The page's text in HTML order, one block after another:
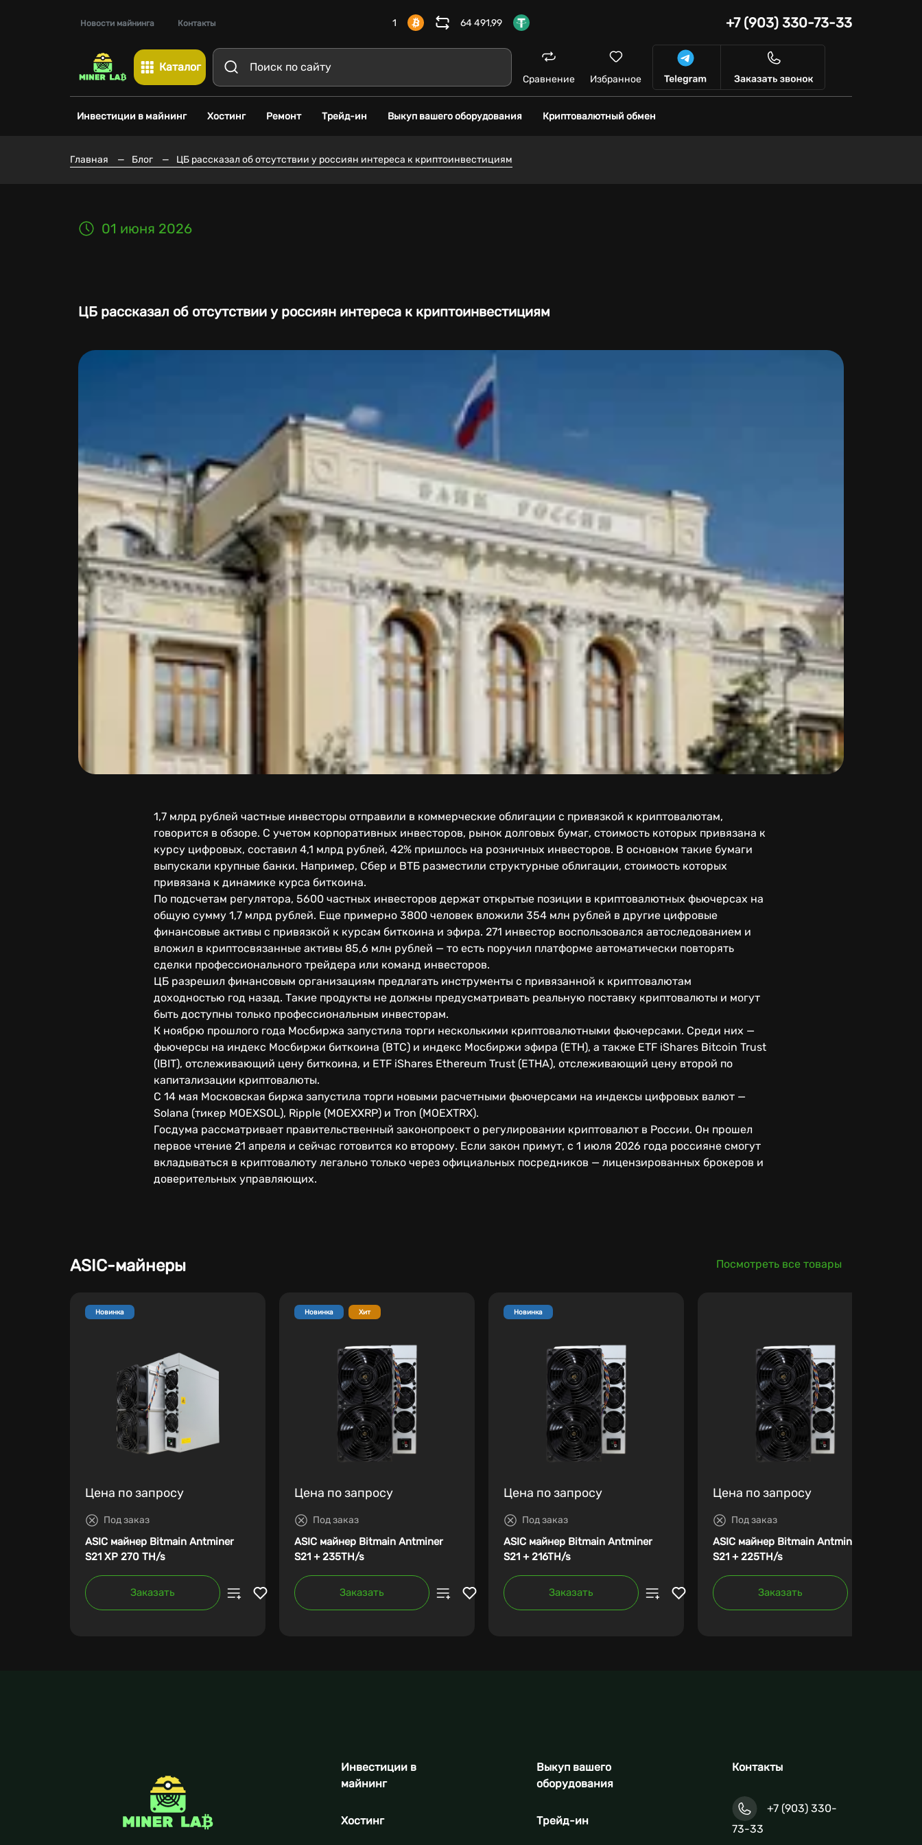
Новости майнинга Контакты 1 64 491,99 +7 (903) 330-73-33
Каталог
Сравнение Избранное
Инвестиции в майнинг Хостинг Ремонт Трейд-ин Выкуп вашего оборудования Криптовалютный обмен
Главная — Блог — ЦБ рассказал об отсутствии у россиян интереса к криптоинвестициям
01 июня 2026
ЦБ рассказал об отсутствии у россиян интереса к криптоинвестициям
1,7 млрд рублей частные инвесторы отправили в коммерческие облигации с привязкой к криптовалютам,
говорится в обзоре. С учетом корпоративных инвесторов, рынок долговых бумаг, стоимость которых привязана к
курсу цифровых, составил 4,1 млрд рублей, 42% пришлось на розничных инвесторов. В основном такие бумаги
выпускали крупные банки. Например, Сбер и ВТБ разместили структурные облигации, стоимость которых
привязана к динамике курса биткоина.
По подсчетам регулятора, 5600 частных инвесторов держат открытые позиции в криптовалютных фьючерсах на
общую сумму 1,7 млрд рублей. Еще примерно 3800 человек вложили 354 млн рублей в другие цифровые
финансовые активы с привязкой к курсам биткоина и эфира. 271 инвестор воспользовался автоследованием и
вложил в криптосвязанные активы 85,6 млн рублей — то есть поручил платформе автоматически повторять
сделки профессионального трейдера или команд инвесторов.
ЦБ разрешил финансовым организациям предлагать инструменты с привязанной к криптовалютам
доходностью год назад. Такие продукты не должны предусматривать реальную поставку криптовалюты и могут
быть доступны только профессиональным инвесторам.
К ноябрю прошлого года Мосбиржа запустила торги несколькими криптовалютными фьючерсами. Среди них —
фьючерсы на индекс Мосбиржи биткоина (BTC) и индекс Мосбиржи эфира (ETH), а также ETF iShares Bitcoin Trust
(IBIT), отслеживающий цену биткоина, и ETF iShares Ethereum Trust (ETHA), отслеживающий цену второй по
капитализации криптовалюты.
С 14 мая Московская биржа запустила торги новыми расчетными фьючерсами на индексы цифровых валют —
Solana (тикер MOEXSOL), Ripple (MOEXXRP) и Tron (MOEXTRX).
Госдума рассматривает правительственный законопроект о регулировании криптовалют в России. Он прошел
первое чтение 21 апреля и сейчас готовится ко второму. Если закон примут, с 1 июля 2026 года россияне смогут
вкладываться в криптовалюту легально только через официальных посредников — лицензированных брокеров и
доверительных управляющих.
ASIC-майнеры Посмотреть все товары
Новинка
Цена по запросу
Под заказ
ASIC майнер Bitmain Antminer
S21 XP 270 TH/s
Заказать
Новинка Хит
Цена по запросу
Под заказ
ASIC майнер Bitmain Antminer
S21 + 235TH/s
Заказать
Новинка
Цена по запросу
Под заказ
ASIC майнер Bitmain Antminer
S21 + 216TH/s
Заказать
Цена по запросу
Под заказ
ASIC майнер Bitmain Antminer
S21 + 225TH/s
Заказать
Инвестиции в
майнинг
Хостинг
Выкуп вашего
оборудования
Трейд-ин
Контакты
+7 (903) 330-
73-33